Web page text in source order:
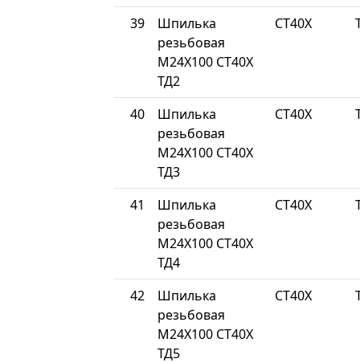
39
Шпилька
резьбовая
М24Х100 СТ40Х
ТД2
СТ40Х
40
Шпилька
резьбовая
М24Х100 СТ40Х
ТД3
СТ40Х
41
Шпилька
резьбовая
М24Х100 СТ40Х
ТД4
СТ40Х
42
Шпилька
резьбовая
М24Х100 СТ40Х
ТД5
СТ40Х